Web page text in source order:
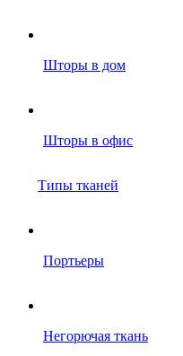
Шторы в дом
Шторы в офис
Типы тканей
Портьеры
Негорючая ткань